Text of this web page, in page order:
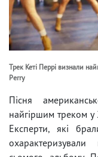
Трек Кеті Перрі визнали
Perry
Пісня
найгіршим треком
Експерти, які